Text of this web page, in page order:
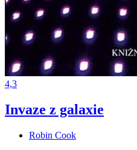
4,3
Invaze z galaxie
Robin Cook